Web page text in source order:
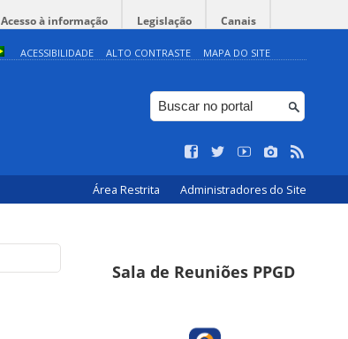
Acesso à informação Legislação Canais
ACESSIBILIDADE ALTO CONTRASTE MAPA DO SITE
Área Restrita Administradores do Site
Sala de Reuniões PPGD